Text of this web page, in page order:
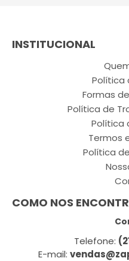
INSTITUCIONAL
Política
Formas
Política de
Política
Termos
Política
COMO NOS
Telefone:
E-mail: